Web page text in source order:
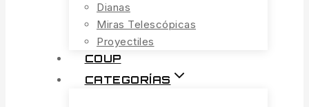
Dianas
Miras Telescópicas
Proyectiles
COUP
CATEGORÍAS